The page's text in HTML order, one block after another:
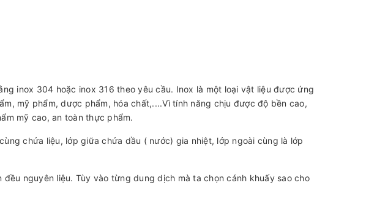
inox 304 hoặc inox 316 theo yêu cầu. Inox là một loại vật liệu được ứng
mỹ phẩm, dược phẩm, hóa chất,....Vì tính năng chịu được độ bền cao,
mỹ cao, an toàn thực phẩm.
chứa liệu, lớp giữa chứa dầu ( nước) gia nhiệt, lớp ngoài cùng là lớp
nguyên liệu. Tùy vào từng dung dịch mà ta chọn cánh khuấy sao cho